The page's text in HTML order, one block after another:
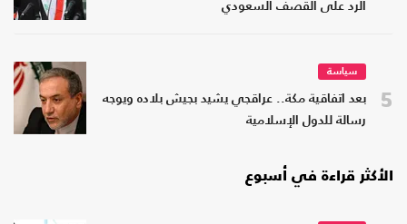
الرد على القصف السعودي
5
سياسة
بعد اتفاقية مكة.. عراقجي يشيد بجيش بلاده ويوجه
رسالة للدول الإسلامية
الأكثر قراءة في أسبوع